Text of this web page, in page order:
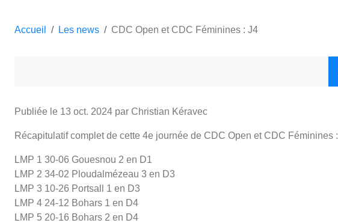
Accueil Les news CDC Open et CDC Féminines : J4
Publiée le 13 oct. 2024 par Christian Kéravec
Récapitulatif complet de cette 4e journée de CDC Open et CDC Féminines :
LMP 1 30-06 Gouesnou 2 en D1
LMP 2 34-02 Ploudalmézeau 3 en D3
LMP 3 10-26 Portsall 1 en D3
LMP 4 24-12 Bohars 1 en D4
LMP 5 20-16 Bohars 2 en D4